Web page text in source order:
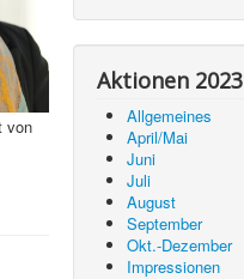
von
Aktionen 2023
Allgemeines
April/Mai
Juni
Juli
August
September
Okt.-Dezember
Impressionen